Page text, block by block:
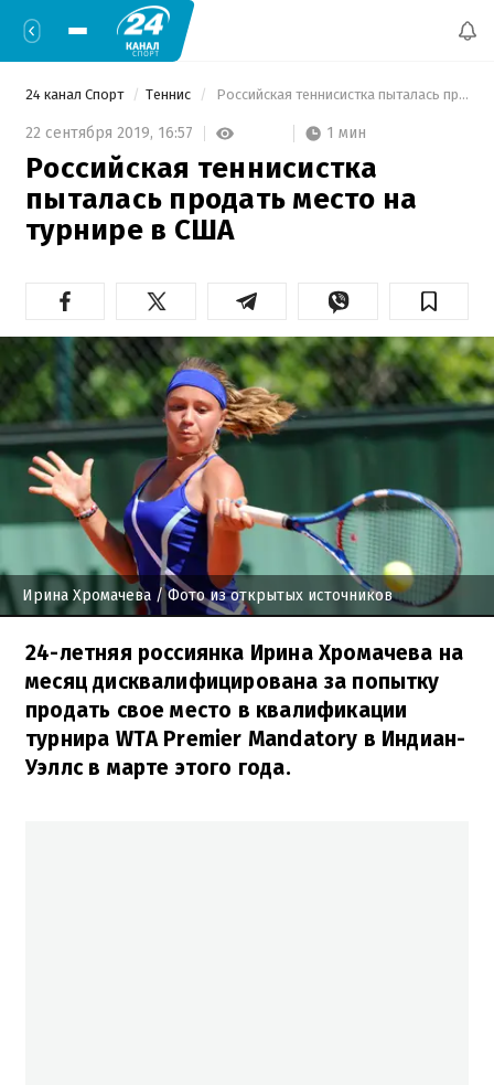
24 канал Спорт Теннис Российская теннисистка пыталась продать место на турнире в США
22 сентября 2019, 16:57 1 мин
Российская теннисистка
пыталась продать место на
турнире в США
Ирина Хромачева / Фото из открытых источников
24-летняя россиянка Ирина Хромачева на
месяц дисквалифицирована за попытку
продать свое место в квалификации
турнира WTA Premier Mandatory в Индиан-
Уэллс в марте этого года.